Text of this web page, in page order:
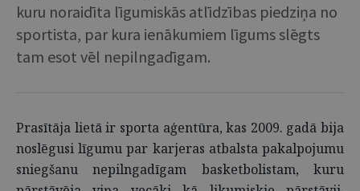
kuru noraidīta līgumiskās atlīdzības piedziņa no
sportista, par kura ienākumiem līgums slēgts
tam esot vēl nepilngadīgam.
Prasītāja lietā ir sporta aģentūra, kas 2009. gadā bija
noslēgusi līgumu par karjeras atbalsta pakalpojumu
sniegšanu nepilngadīgam basketbolistam, kuru